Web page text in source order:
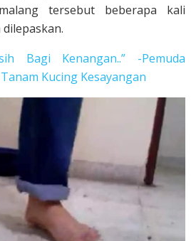
tersebut beberapa kali
Bagi Kenangan..” -Pemuda
Kucing Kesayangan